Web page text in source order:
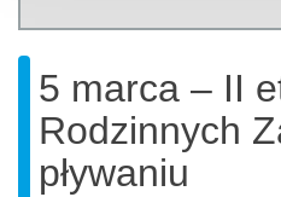
5 marca – II
Rodzinnych
pływaniu